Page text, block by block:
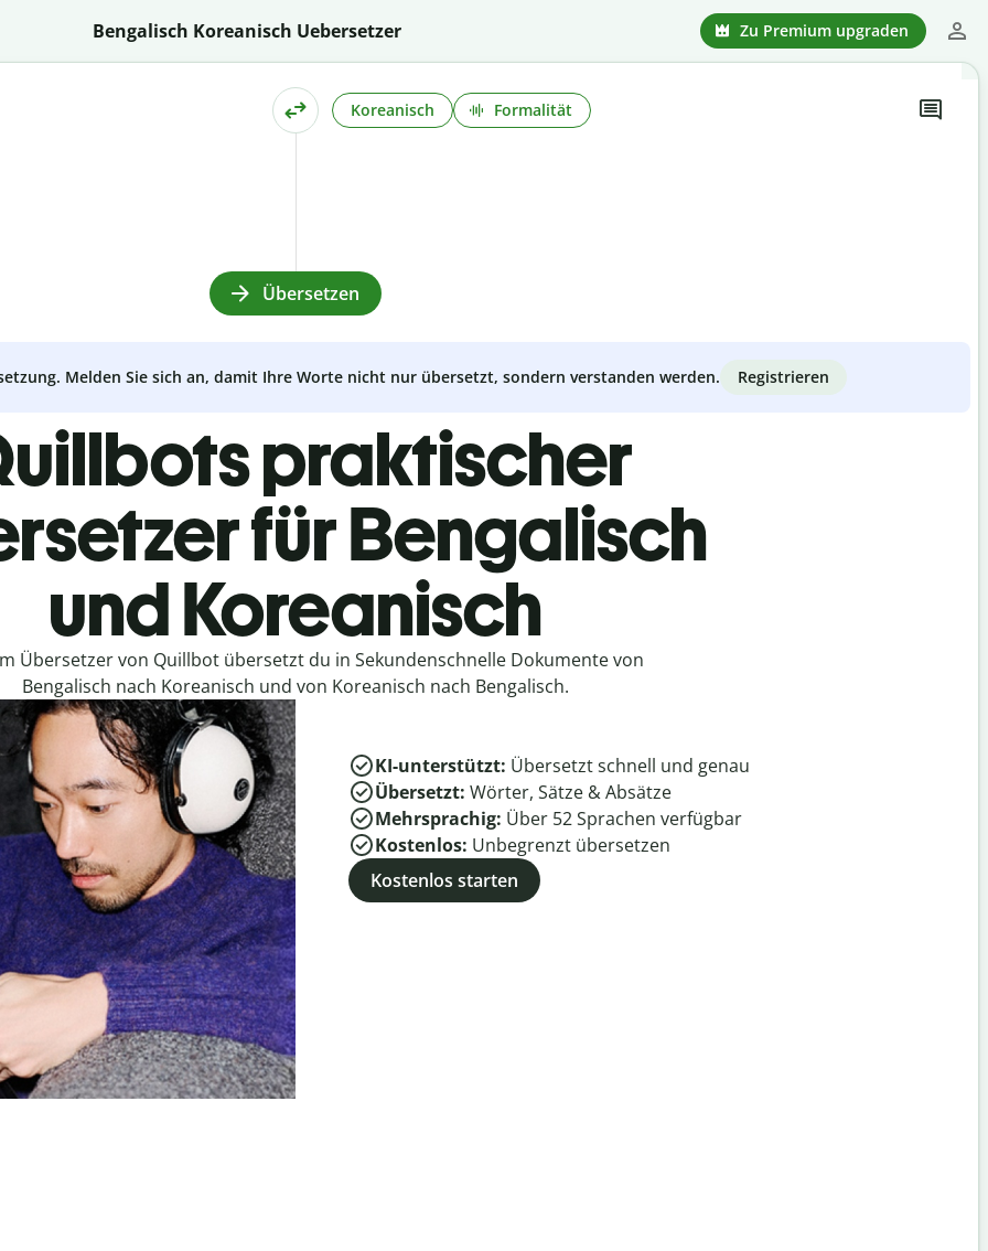
Bengalisch Koreanisch Uebersetzer Zu Premium upgraden
Koreanisch Formalität
Übersetzen
Melden Sie sich an, damit Ihre Worte nicht nur übersetzt, sondern verstanden werden. Registrieren
praktischer
für Bengalisch
und Koreanisch
Übersetzer von Quillbot übersetzt du in Sekundenschnelle Dokumente von
Bengalisch nach Koreanisch und von Koreanisch nach Bengalisch.
KI-unterstützt: Übersetzt schnell und genau
Übersetzt: Wörter, Sätze & Absätze
Mehrsprachig: Über 52Sprachen verfügbar
Kostenlos: Unbegrenzt übersetzen
Kostenlos starten